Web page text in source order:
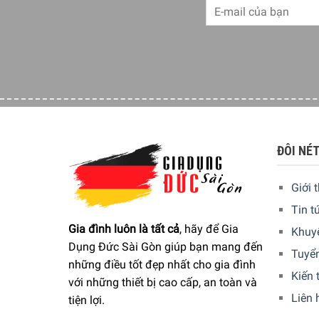
Gia đình luôn là tất cả, hãy để Gia
Dụng Đức Sài Gòn giúp bạn mang đến
những điều tốt đẹp nhất cho gia đình
với những thiết bị cao cấp, an toàn và
tiện lợi.
ĐÔI NÉT
Giới
Tin
Kiến
Liên